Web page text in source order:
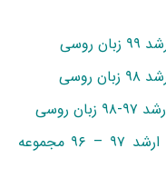
روسی
روسی
دانلود سوالات آزمون کارشناسی ارشد ۹۷ – ۹۶ مجموعه